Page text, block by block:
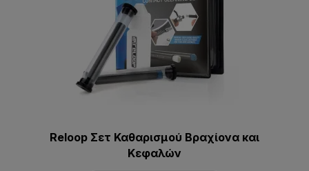
Reloop Σετ Καθαρισμού Βραχίονα και
Κεφαλών